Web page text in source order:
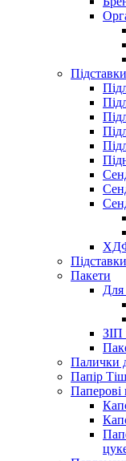
Підставки
Пакети
Для
ЗІП
Палички
Папір
Паперові